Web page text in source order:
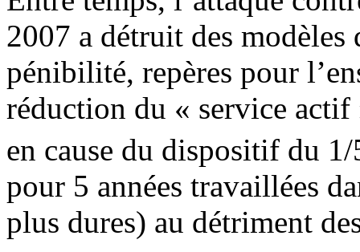
2007 a détruit des modèles
pénibilité, repères pour
réduction du « service actif
en cause du dispositif du 1/
pour 5 années travaillées
plus dures) au détriment